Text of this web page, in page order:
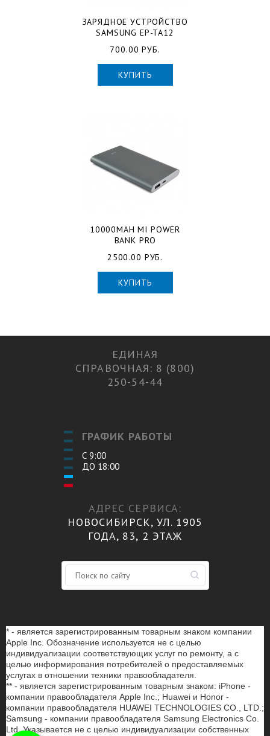
ЗАРЯДНОЕ УСТРОЙСТВО
SAMSUNG EP-TA12
700.00 РУБ.
КУПИТЬ
10000MAH MI POWER
BANK PRO
2500.00 РУБ.
КУПИТЬ
ЕДИНАЯ
СПРАВОЧНАЯ: 8 (800)
250-54-44
ГРАФИК РАБОТЫ
С 9:00
ДО 18:00
АДРЕС СЕРВИСА:
НОВОСИБИРСК, УЛ. 1905
ГОДА, 83, 2 ЭТАЖ
* - является зарегистрированным товарным знаком компании
Apple Inc. Обозначение используется не с целью
индивидуализации соответствующих услуг по ремонту, а с
целью информирования потребителей о предоставляемых
услугах в отношении техники правообладателя.
** - является зарегистрированным товарным знаком: iPhone -
компании правообладателя Apple Inc.; Huawei и Honor -
компании правообладателя HUAWEI TECHNOLOGIES CO., LTD.;
Samsung - компании правообладателя Samsung Electronics Co.
Ltd. Указывается не с целью индивидуализации собственных